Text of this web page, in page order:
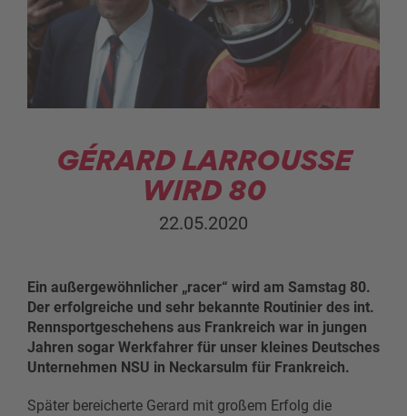
GÉRARD LARROUSSE
WIRD 80
22.05.2020
Ein außergewöhnlicher „racer“ wird am Samstag 80.
Der erfolgreiche und sehr bekannte Routinier des int.
Rennsportgeschehens aus Frankreich war in jungen
Jahren sogar Werkfahrer für unser kleines Deutsches
Unternehmen NSU in Neckarsulm für Frankreich.
Später bereicherte Gerard mit großem Erfolg die